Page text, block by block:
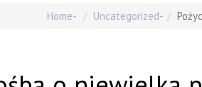
Home Uncategorized